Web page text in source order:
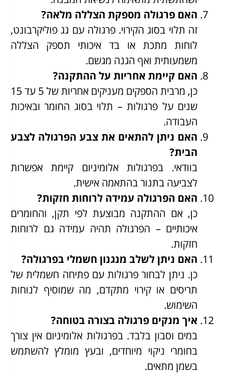
האם פרגולה מספקת הצללה מלאה?
זה תלוי בסוג הקירוי. פרגולה עם גג פוליקרבונט,
לוחות מתכת או בד איכותי תספק הצללה
משמעותית ואף הגנה מגשם.
האם קיימת אחריות על ההתקנה?
כן, מרבית הספקים מעניקים אחריות של 5 עד 15
שנים על פרגולות – תלוי בסוג החומר ובאיכות
העבודה.
האם ניתן להתאים את צבע הפרגולה לצבע
הבית?
בוודאי. בפרגולות אלומיניום קיימת אפשרות
לצביעה בתנור בהתאמה אישית.
האם הפרגולה עמידה לרוחות חזקות?
כן, אם ההתקנה מבוצעת לפי תקן, והחומרים
איכותיים – הפרגולה תהיה עמידה גם לרוחות
חזקות.
האם ניתן לשלב מנגנון חשמלי בפרגולה?
כן. ניתן לבחור פרגולות עם פתיחה חשמלית של
תריסים או קירוי מתקדם, מה שמוסיף לנוחות
השימוש.
איך מנקים פרגולה בצורה בטוחה?
במים וסבון בלבד. בפרגולות אלומיניום אין צורך
בחומרי ניקוי מיוחדים, ובעץ מומלץ להשתמש
בשמן מתאים.